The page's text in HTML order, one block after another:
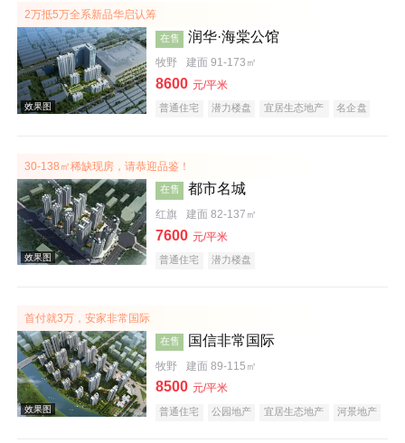
效果图
效果图
效果图
2万抵5万全系新品华启认筹
在售 润华·海棠公馆
牧野 建面 91-173㎡
8600 元/平米
普通住宅 潜力楼盘 宜居生态地产 名企盘
30-138㎡稀缺现房，请恭迎品鉴！
在售 都市名城
红旗 建面 82-137㎡
7600 元/平米
普通住宅 潜力楼盘
首付就3万，安家非常国际
在售 国信非常国际
牧野 建面 89-115㎡
8500 元/平米
普通住宅 公园地产 宜居生态地产 河景地产